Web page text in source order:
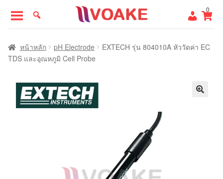
to
navigation
to
content
0
หน้าแรก
หน้าหลัก pH Electrode
EXTECH รุ่น 804010A หัววัดค่า EC
TDS และอุณหภูมิ Cell Probe